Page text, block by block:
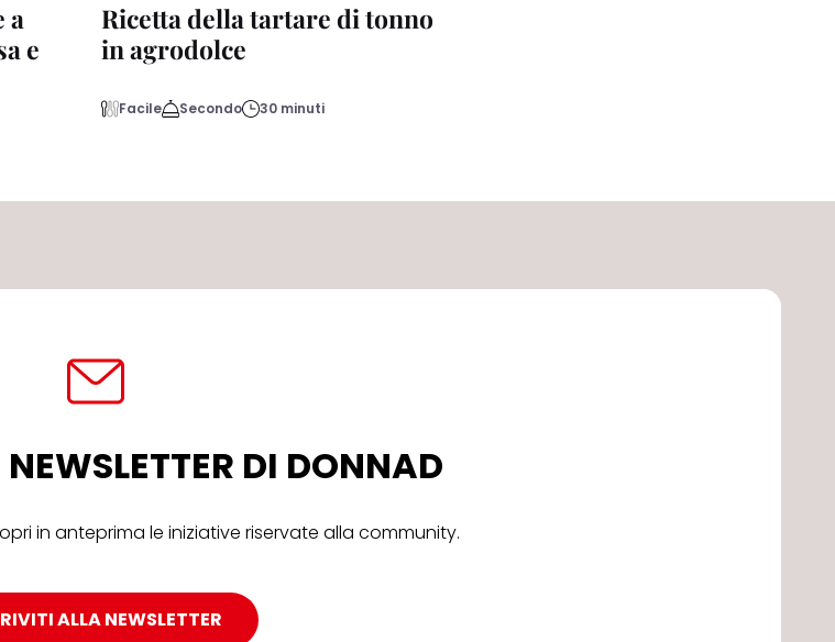
a
e
Ricetta della tartare di tonno
in agrodolce
Facile Secondo 30 minuti
DI DONNAD
in anteprima le iniziative riservate alla community.
ALLA NEWSLETTER